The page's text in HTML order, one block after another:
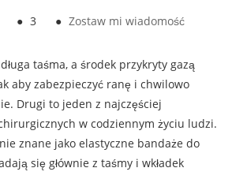
● 3 ● Zostaw mi wiadomość
taśma, a środek przykryty gazą
aby zabezpieczyć ranę i chwilowo
Drugi to jeden z najczęściej
w codziennym życiu ludzi.
znane jako elastyczne bandaże do
się głównie z taśmy i wkładek